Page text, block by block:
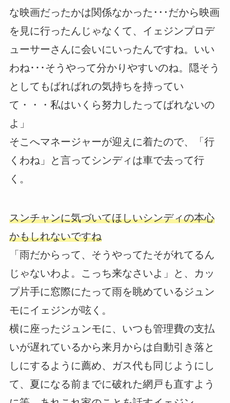
な映画だったかは関係なかった･･･だから映画
を見に行ったんじゃなくて、イェジンプロデ
ューサーさんに会いにいったんですね。いい
わね･･･そうやって分かりやすいのね。隠そう
としてもばればれの気持ちを持ってい
て・・・私はいくら努力したってばれないの
よ」
そこへマネージャーが迎えに着たので、「行
くわね」と言ってシンディは車で去って行
く。
スンチャンに気づいてほしいシンディの本心
かもしれないですね
「雨だからって、そうやってたそがれてるん
じゃないわよ。こっち来なさいよ」と、カッ
プ片手に窓際にたって雨を眺めているジュン
モにイェジンが呟く。
横に座ったジュンモに、いつも管理費の支払
いが遅れているから来月からは自動引き落と
しにするように薦め、ガス代も同じようにし
て、夏になる前までに破れた網戸も直すよう